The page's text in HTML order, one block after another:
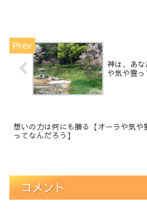
神は、あ
や気や霊っ
想いの力は何にも勝る【オーラや気や
ってなんだろう】
コメント